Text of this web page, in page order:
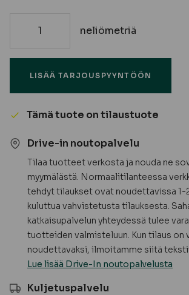
50x570x870
Ecobatt
35
(5,95
-
TILAUSTUOTE
määrä
neliömetriä
LISÄÄ TARJOUSPYYNTÖÖN
Tämä tuote on tilaustuote
Drive-in noutopalvelu
Tilaa tuotteet verkosta ja nouda ne
myymälästä. Normaalitilanteessa
tehdyt tilaukset ovat noudettavissa 1-
kuluttua vahvistetusta tilauksesta.
katkaisupalvelun yhteydessä tulee
tuotteiden valmisteluun. Kun tilaus on
noudettavaksi, ilmoitamme siitä
Lue lisää Drive-In noutopalvelusta
Kuljetuspalvelu